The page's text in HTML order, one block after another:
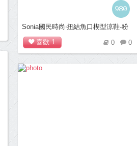
980
Sonia國民時尚‧扭結魚口楔型涼鞋-粉
喜歡1 0
0